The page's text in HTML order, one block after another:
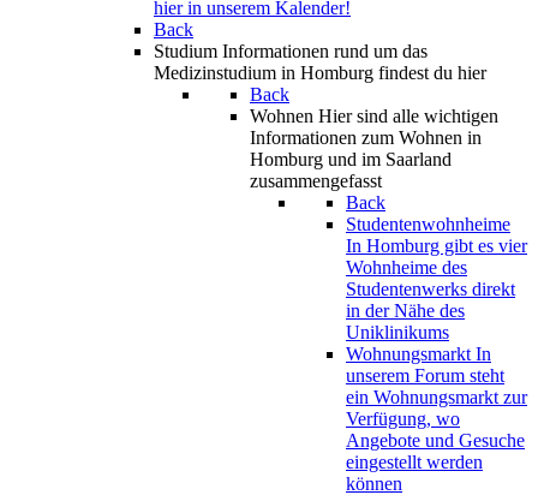
hier in unserem Kalender!
Back
Studium Informationen rund um das
Medizinstudium in Homburg findest du hier
Back
Wohnen Hier sind alle wichtigen
Informationen zum Wohnen in
Homburg und im Saarland
zusammengefasst
Back
Studentenwohnheime
In Homburg gibt es vier
Wohnheime des
Studentenwerks direkt
in der Nähe des
Uniklinikums
Wohnungsmarkt In
unserem Forum steht
ein Wohnungsmarkt zur
Verfügung, wo
Angebote und Gesuche
eingestellt werden
können